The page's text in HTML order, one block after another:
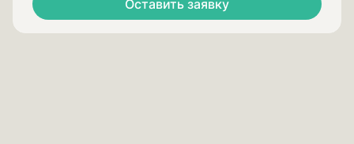
Оставить заявку